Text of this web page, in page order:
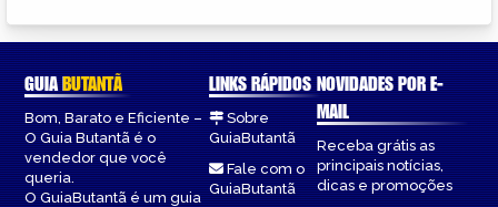
GUIABUTANTÃ
Bom, Barato e Eficiente –
O Guia Butantã é o
vendedor que você
queria.
O GuiaButantã é um guia
LINKS RÁPIDOS
Sobre
GuiaButantã
Fale com o
GuiaButantã
NOVIDADES POR E-
MAIL
Receba grátis as
principais notícias,
dicas e promoções